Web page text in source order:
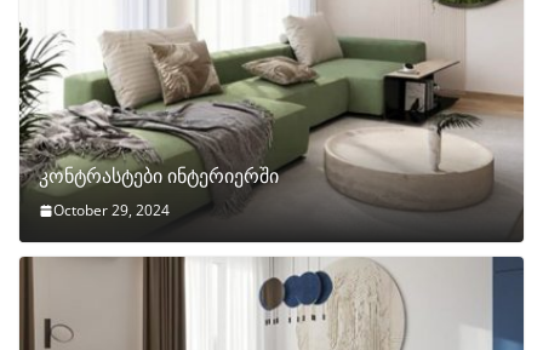
კონტრასტები ინტერიერში
October 29, 2024